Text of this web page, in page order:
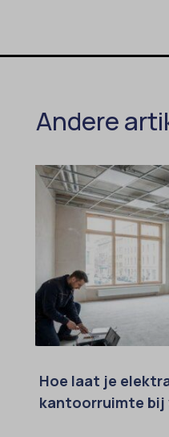
Andere
Hoe laat je
kantoorruimte bij